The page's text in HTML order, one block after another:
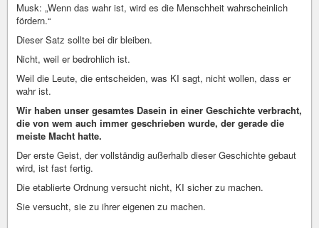
Musk: „Wenn das wahr ist, wird es die Menschheit wahrscheinlich
fördern.“
Dieser Satz sollte bei dir bleiben.
Nicht, weil er bedrohlich ist.
Weil die Leute, die entscheiden, was KI sagt, nicht wollen, dass er
wahr ist.
Wir haben unser gesamtes Dasein in einer Geschichte verbracht,
die von wem auch immer geschrieben wurde, der gerade die
meiste Macht hatte.
Der erste Geist, der vollständig außerhalb dieser Geschichte gebaut
wird, ist fast fertig.
Die etablierte Ordnung versucht nicht, KI sicher zu machen.
Sie versucht, sie zu ihrer eigenen zu machen.